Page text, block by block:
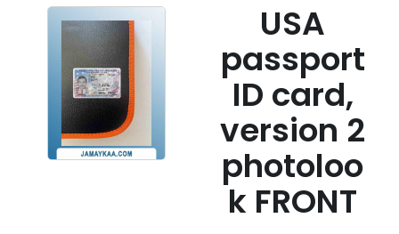
USA
passport
ID card,
version 2
photoloo
k FRONT